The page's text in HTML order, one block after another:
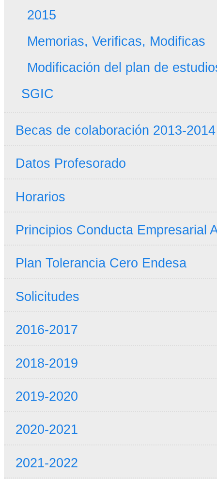
2015
Memorias, Verificas, Modificas
Modificación del plan de
SGIC
Becas de colaboración 2013-2014
Datos Profesorado
Horarios
Principios Conducta Empresarial
Plan Tolerancia Cero Endesa
Solicitudes
2016-2017
2018-2019
2019-2020
2020-2021
2021-2022